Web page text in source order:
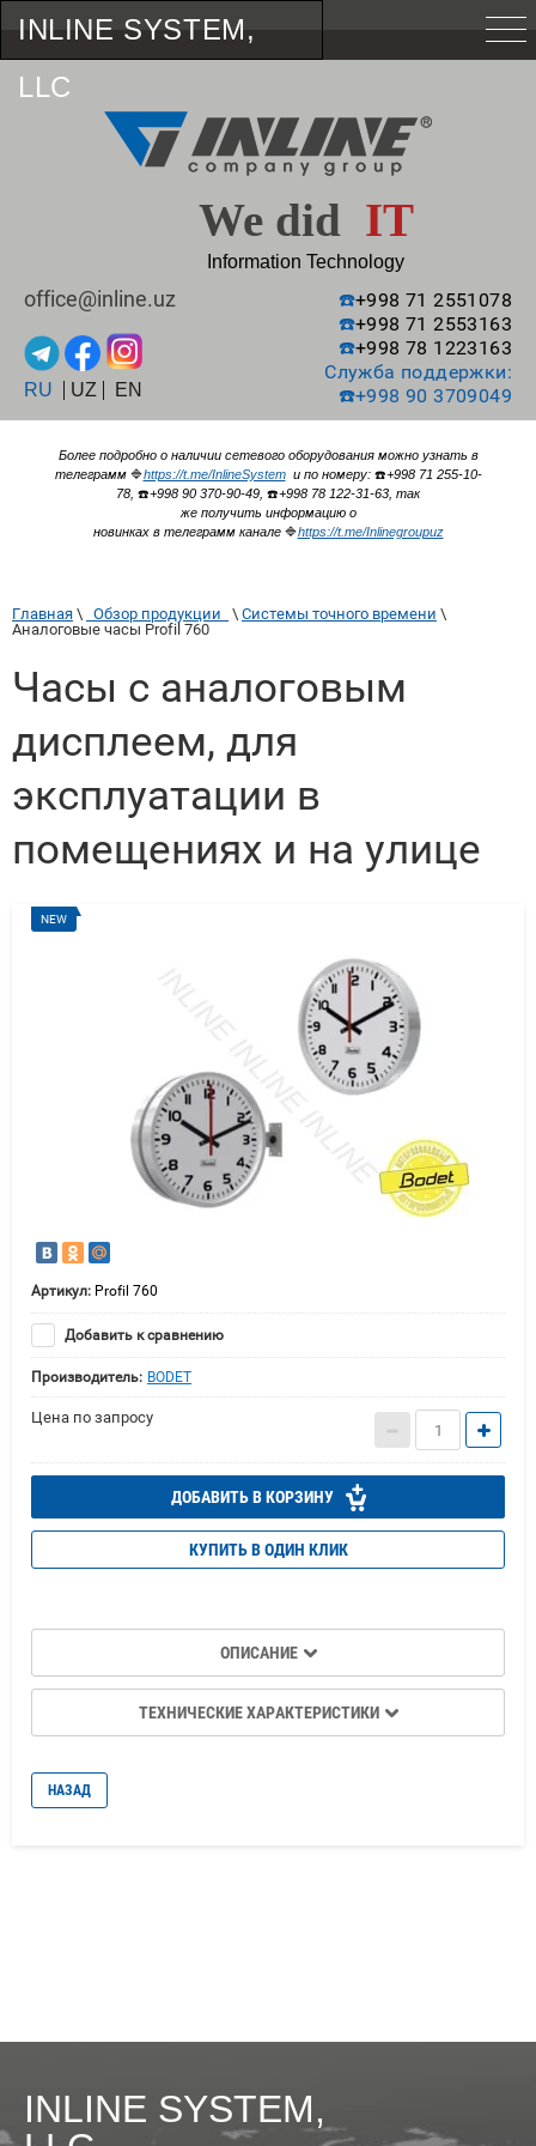
INLINE SYSTEM,
LLC
We did IT
Information Technology
office@inline.uz
RU UZ EN
☎️+998 71 2551078
☎️+998 71 2553163
☎️+998 78 1223163
Служба поддержки:
☎️+998 90 3709049
Более подробно о наличии сетевого оборудования можно узнать в
телеграмм 🔷https://t.me/InlineSystemи по номеру: ☎️+998 71 255-10-
78, ☎️+998 90 370-90-49, ☎️+998 78 122-31-63, так
же получить информацию о
новинках в телеграмм канале 🔷https://t.me/Inlinegroupuz
Главная \ Обзор продукции \ Системы точного времени
Аналоговые часы Profil 760
Часы с аналоговым
дисплеем, для
эксплуатации в
помещениях и на улице
NEW
Артикул: Profil 760
Добавить к сравнению
Производитель: BODET
Цена по запросу
ДОБАВИТЬ В КОРЗИНУ
КУПИТЬ В ОДИН КЛИК
ОПИСАНИЕ
ТЕХНИЧЕСКИЕ ХАРАКТЕРИСТИКИ
НАЗАД
INLINE SYSTEM,